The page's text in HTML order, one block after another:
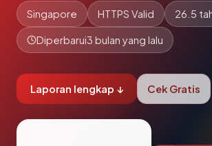
Singapore HTTPS Valid 26.5
Diperbarui3 bulan yang lalu
Laporan lengkap ↓ Cek Gratis